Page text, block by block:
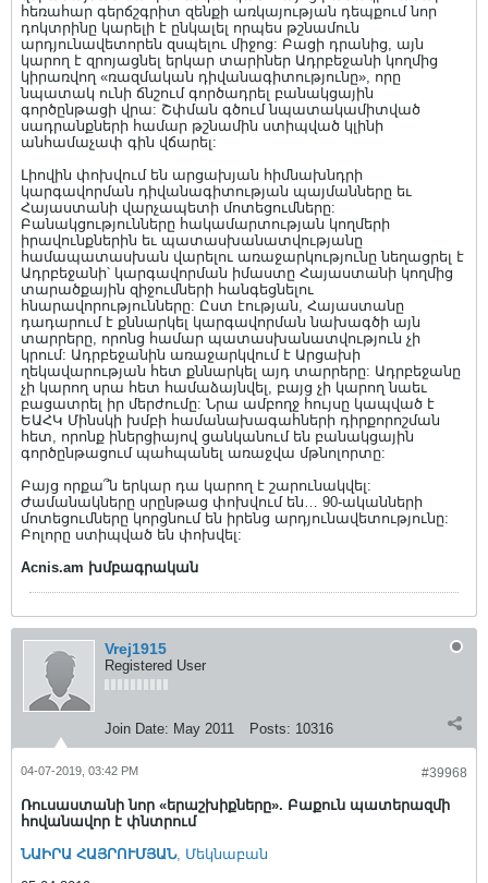
հեռահար գերճշգրիտ զենքի առկայության դեպքում նոր
դոկտրինը կարելի է ընկալել որպես թշնամուն
արդյունավետորեն զսպելու միջոց: Բացի դրանից, այն
կարող է զրոյացնել երկար տարիներ Ադրբեջանի կողմից
կիրառվող «ռազմական դիվանագիտությունը», որը
նպատակ ունի ճնշում գործադրել բանակցային
գործընթացի վրա: Շփման գծում նպատակամիտված
սադրանքների համար թշնամին ստիպված կլինի
անհամաչափ գին վճարել:
Լիովին փոխվում են արցախյան հիմնախնդրի
կարգավորման դիվանագիտության պայմանները եւ
Հայաստանի վարչապետի մոտեցումները:
Բանակցությունները հակամարտության կողմերի
իրավունքներին եւ պատասխանատվությանը
համապատասխան վարելու առաջարկությունը նեղացրել է
Ադրբեջանի՝ կարգավորման իմաստը Հայաստանի կողմից
տարածքային զիջումների հանգեցնելու
հնարավորությունները: Ըստ էության, Հայաստանը
դադարում է քննարկել կարգավորման նախագծի այն
տարրերը, որոնց համար պատասխանատվություն չի
կրում: Ադրբեջանին առաջարկվում է Արցախի
ղեկավարության հետ քննարկել այդ տարրերը: Ադրբեջանը
չի կարող սրա հետ համաձայնվել, բայց չի կարող նաեւ
բացատրել իր մերժումը: Նրա ամբողջ հույսը կապված է
ԵԱՀԿ Մինսկի խմբի համանախագահների դիրքորոշման
հետ, որոնք իներցիայով ցանկանում են բանակցային
գործընթացում պահպանել առաջվա մթնոլորտը:
Բայց որքա՞ն երկար դա կարող է շարունակվել:
Ժամանակները սրընթաց փոխվում են… 90-ականների
մոտեցումները կորցնում են իրենց արդյունավետությունը:
Բոլորը ստիպված են փոխվել:
Acnis.am խմբագրական
Vrej1915
Registered User
Join Date: May 2011 Posts: 10316
#39968
04-07-2019, 03:42 PM
Ռուսաստանի նոր «երաշխիքները». Բաքուն պատերազմի
հովանավոր է փնտրում
ՆԱԻՐԱ ՀԱՅՐՈՒՄՅԱՆ, Մեկնաբան